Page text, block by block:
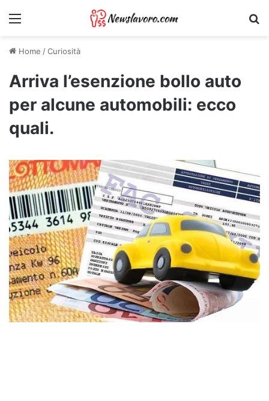
Menu
Home /Curiosità
Arriva l’esenzione bollo auto
per alcune automobili: ecco
quali.